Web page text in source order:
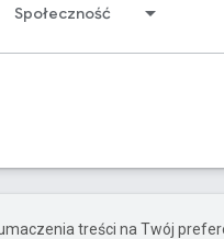
Społeczność
treści na Twój